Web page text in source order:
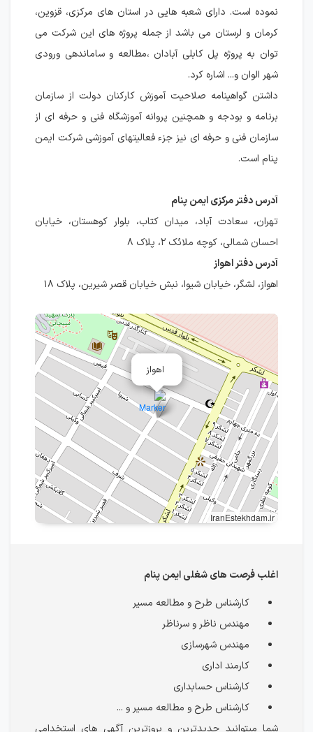
نموده است. دارای شعبه هایی در استان های مرکزی، قزوین،
کرمان و لرستان می باشد از جمله پروژه های این شرکت می
توان به پروژه پل کابلی آبادان ،مطالعه و ساماندهی ورودی
شهر الوان و... اشاره کرد.
داشتن گواهینامه صلاحیت آموزش کارکنان دولت از سازمان
برنامه و بودجه و همچنین پروانه آموزشگاه فنی و حرفه ای از
سازمان فنی و حرفه ای نیز جزء فعالیتهای آموزشی شرکت ایمن
پنام است.
آدرس دفتر مرکزی ایمن پنام
تهران، سعادت آباد، میدان کتاب، بلوار کوهستان، خیابان
احسان شمالی، کوچه ملائک ۲، پلاک ۸
آدرس دفتر اهواز
اهواز، لشگر، خیابان شیوا، نبش خیابان قصر شیرین، پلاک ۱۸
اهواز
IranEstekhdam.ir
اغلب فرصت های شغلی ایمن پنام
کارشناس طرح و مطالعه مسیر
مهندس ناظر و سرناظر
مهندس شهرسازی
کارمند اداری
کارشناس حسابداری
کارشناس طرح و مطالعه مسیر و ...
شما میتوانید جدیدترین و بروزترین آگهی های استخدامی